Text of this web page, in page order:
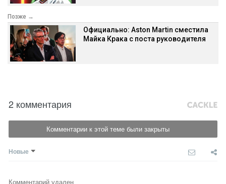
Позже →
Официально: Aston Martin сместила
Майка Крака с поста руководителя
2 комментария
Комментарии к этой теме были закрыты
Новые
Комментарий удален